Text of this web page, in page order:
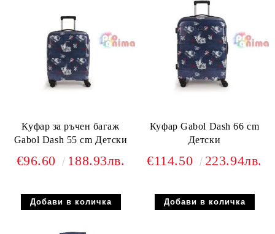
Куфар за ръчен багаж
Gabol Dash 55 cm Детски
€96.60 188.93лв.
Куфар Gabol Dash 66 cm
Детски
€114.50 223.94лв.